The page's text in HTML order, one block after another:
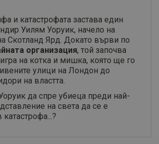
и катастрофата застава един
Уилям Уоруик, начело на
Скотланд Ярд. Докато върви по
организация, той започва
на котка и мишка, която ще го
улици на Лондон до
на властта.
да спре убиеца преди най-
на света да се е